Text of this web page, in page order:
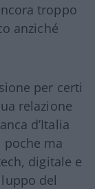
troppo
anziché
per certi
relazione
d’Italia
poche ma
digitale e
del